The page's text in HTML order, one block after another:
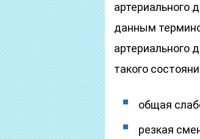
артериального
данным
артериального
такого
общая
резкая